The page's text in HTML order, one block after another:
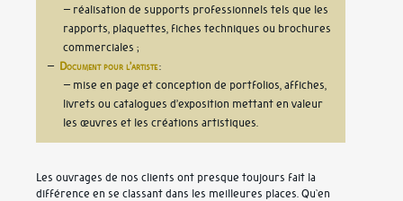
– réalisation de supports professionnels tels que les
rapports, plaquettes, fiches techniques ou brochures
commerciales
Document pour l’artiste:
– mise en page et conception de portfolios, affiches,
livrets ou catalogues d’exposition mettant en valeur
les œuvres et les créations artistiques
Les ouvrages de nos clients ont presque toujours fait la
différence en se classant dans les meilleures places. Qu'en